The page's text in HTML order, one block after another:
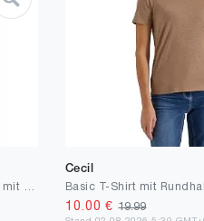
Cecil
Basic T-Shirt mit
10.00 €19.99